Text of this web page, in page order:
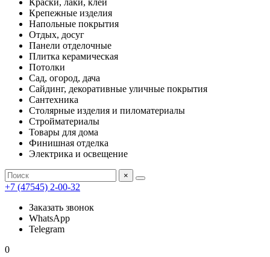
Краски, лаки, клеи
Крепежные изделия
Напольные покрытия
Отдых, досуг
Панели отделочные
Плитка керамическая
Потолки
Сад, огород, дача
Сайдинг, декоративные уличные покрытия
Сантехника
Столярные изделия и пиломатериалы
Стройматериалы
Товары для дома
Финишная отделка
Электрика и освещение
×
+7 (47545) 2-00-32
Заказать звонок
WhatsApp
Telegram
0